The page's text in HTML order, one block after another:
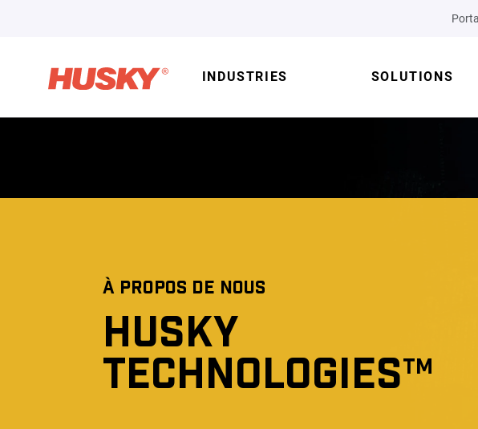
INDUSTRIES SOLUTIONS
À PROPOS DE NOUS
HUSKY
TECHNOLOGIESTM